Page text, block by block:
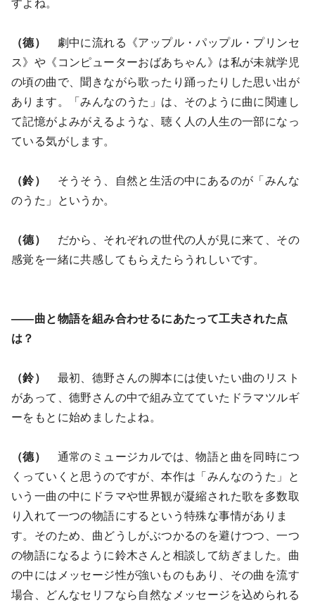
すよね。
（德）
劇中に流れる《アップル・パップル・プリンセ
ス》や《コンピューターおばあちゃん》は私が未就学児
の頃の曲で、聞きながら歌ったり踊ったりした思い出が
あります。「みんなのうた」は、そのように曲に関連し
て記憶がよみがえるような、聴く人の人生の一部になっ
ている気がします。
（鈴）
そうそう、自然と生活の中にあるのが「みんな
のうた」というか。
（德）
だから、それぞれの世代の人が見に来て、その
感覚を一緒に共感してもらえたらうれしいです。
――曲と物語を組み合わせるにあたって工夫された点
は？
（鈴）
最初、德野さんの脚本には使いたい曲のリスト
があって、德野さんの中で組み立てていたドラマツルギ
ーをもとに始めましたよね。
（德）
通常のミュージカルでは、物語と曲を同時につ
くっていくと思うのですが、本作は「みんなのうた」と
いう一曲の中にドラマや世界観が凝縮された歌を多数取
り入れて一つの物語にするという特殊な事情がありま
す。そのため、曲どうしがぶつかるのを避けつつ、一つ
の物語になるように鈴木さんと相談して紡ぎました。曲
の中にはメッセージ性が強いものもあり、その曲を流す
場合、どんなセリフなら自然なメッセージを込められる